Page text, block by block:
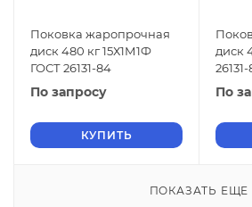
Поковка жаропрочная
диск 480 кг 15Х1М1Ф
ГОСТ 26131-84
По запросу
КУПИТЬ
диск
По
ПОКАЗАТЬ ЕЩЕ